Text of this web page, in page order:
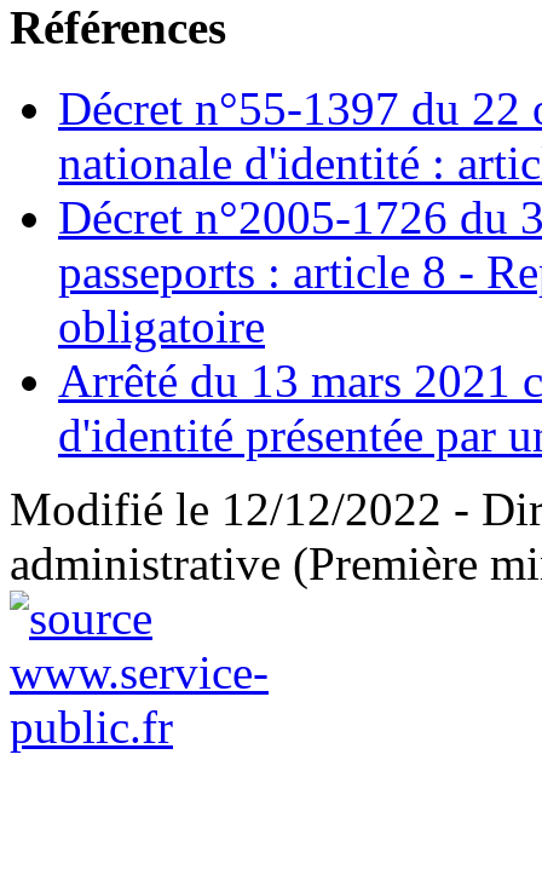
Références
Décret n°55-1397 du
nationale d'identité :
Décret n°2005-1726 du
passeports : article 8 -
obligatoire
Arrêté du 13 mars 2021
d'identité présentée par
Modifié le 12/12/2022 -
administrative (Première